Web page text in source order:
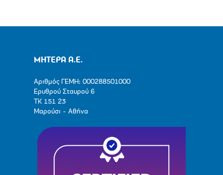
ΜΗΤΕΡΑ Α.Ε.
Αριθμός ΓΕΜΗ: 000288501000
Ερυθρού Σταυρού 6
ΤΚ 151 23
Μαρούσι - Αθήνα